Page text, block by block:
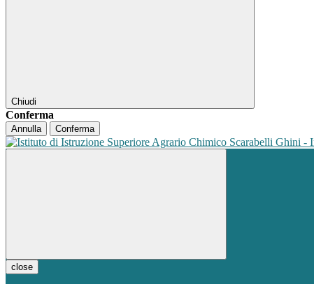
Chiudi
Conferma
Annulla Conferma
close